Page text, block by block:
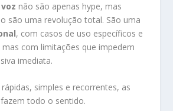
não são apenas hype, mas
são uma revolução total. São uma
, com casos de uso específicos e
mas com limitações que impedem
imediata.
simples e recorrentes, as
todo o sentido.